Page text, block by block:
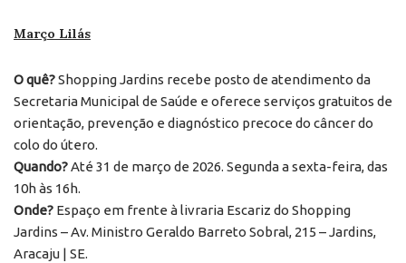
Março Lilás
O quê?Shopping Jardins recebe posto de atendimento da
Secretaria Municipal de Saúde e oferece serviços gratuitos de
orientação, prevenção e diagnóstico precoce do câncer do
colo do útero.
Quando?Até 31 de março de 2026. Segunda a sexta-feira, das
10h às 16h.
Onde? Espaço em frente à livraria Escariz do Shopping
Jardins – Av. Ministro Geraldo Barreto Sobral, 215 – Jardins,
Aracaju | SE.